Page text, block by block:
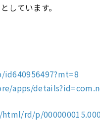
しています。
apps/
rd/p/